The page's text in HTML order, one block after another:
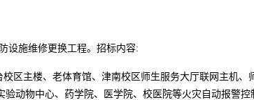
设施维修更换工程。招标内容:
区主楼、老体育馆、津南校区师生服务大厅联网主机
动物中心、药学院、医学院、校医院等火灾自动报警